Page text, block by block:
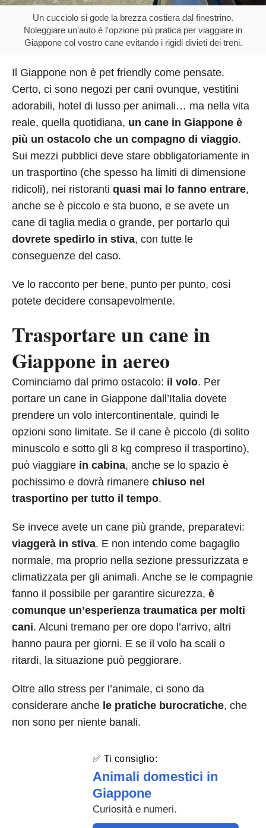
Un cucciolo si gode la brezza costiera dal finestrino.
Noleggiare un'auto è l'opzione più pratica per viaggiare in
Giappone col vostro cane evitando i rigidi divieti dei treni.
Il Giappone non è pet friendly come pensate.
Certo, ci sono negozi per cani ovunque, vestitini
adorabili, hotel di lusso per animali… ma nella vita
reale, quella quotidiana, un cane in Giappone è
più un ostacolo che un compagno di viaggio.
Sui mezzi pubblici deve stare obbligatoriamente in
un trasportino (che spesso ha limiti di dimensione
ridicoli), nei ristoranti quasi mai lo fanno entrare,
anche se è piccolo e sta buono, e se avete un
cane di taglia media o grande, per portarlo qui
dovrete spedirlo in stiva, con tutte le
conseguenze del caso.
Ve lo racconto per bene, punto per punto, così
potete decidere consapevolmente.
Trasportare un cane in
Giappone in aereo
Cominciamo dal primo ostacolo: il volo. Per
portare un cane in Giappone dall’Italia dovete
prendere un volo intercontinentale, quindi le
opzioni sono limitate. Se il cane è piccolo (di solito
minuscolo e sotto gli 8 kg compreso il trasportino),
può viaggiare in cabina, anche se lo spazio è
pochissimo e dovrà rimanere chiuso nel
trasportino per tutto il tempo.
Se invece avete un cane più grande, preparatevi:
viaggerà in stiva. E non intendo come bagaglio
normale, ma proprio nella sezione pressurizzata e
climatizzata per gli animali. Anche se le compagnie
fanno il possibile per garantire sicurezza, è
comunque un’esperienza traumatica per molti
cani. Alcuni tremano per ore dopo l’arrivo, altri
hanno paura per giorni. E se il volo ha scali o
ritardi, la situazione può peggiorare.
Oltre allo stress per l’animale, ci sono da
considerare anche le pratiche burocratiche, che
non sono per niente banali.
✅ Ti consiglio:
Animali domestici in
Giappone
Curiosità e numeri.